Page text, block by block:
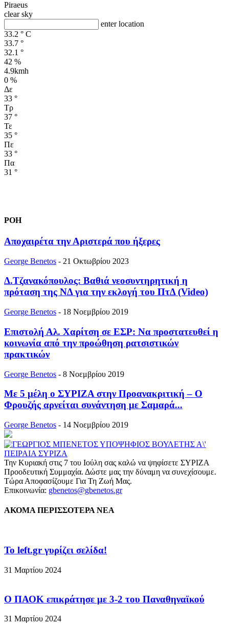
Piraeus
clear sky
enter location
33.2 ° C
33.7 °
32.1 °
42 %
4.9kmh
0 %
Δε
33 °
Τρ
37 °
Τε
35 °
Πε
33 °
Πα
31 °
ΡΟΗ
Αποχαιρέτα την Αριστερά που ήξερες
George Benetos - 21 Οκτωβρίου 2023
Δ.Τζανακόπουλος: Βαθιά νεοσυντηρητική η
πρόταση της ΝΔ για την εκλογή του ΠτΔ (Video)
George Benetos - 18 Νοεμβρίου 2019
Επιστολή Αλ. Χαρίτση σε ΕΣΡ: Nα προστατευθεί η
κοινωνία από την προώθηση ρατσιστικών
πρακτικών
George Benetos - 8 Νοεμβρίου 2019
Με 5 μέλη ο ΣΥΡΙΖΑ στην Προανακριτική – Ο
Φρουζής αρνείται συνάντηση με Σαμαρά...
George Benetos - 14 Νοεμβρίου 2019
Την Κυριακή στις 7 του Ιούλη σας καλώ να ψηφίσετε ΣΥΡΙΖΑ
Προοδευτική Συμμαχία. Δώστε μας την δύναμη να συνεχίσουμε.
Τώρα Αποφασίζουμε Για Τη Ζωή Μας.
Επικοινωνία: gbenetos@gbenetos.gr
ΑΚΟΜΑ ΠΕΡΙΣΣΟΤΕΡΑ ΝΕΑ
To left.gr γυρίζει σελίδα!
31 Μαρτίου 2024
Ο ΠΑΟΚ επικράτησε με 3-2 του Παναθηναϊκού
31 Μαρτίου 2024